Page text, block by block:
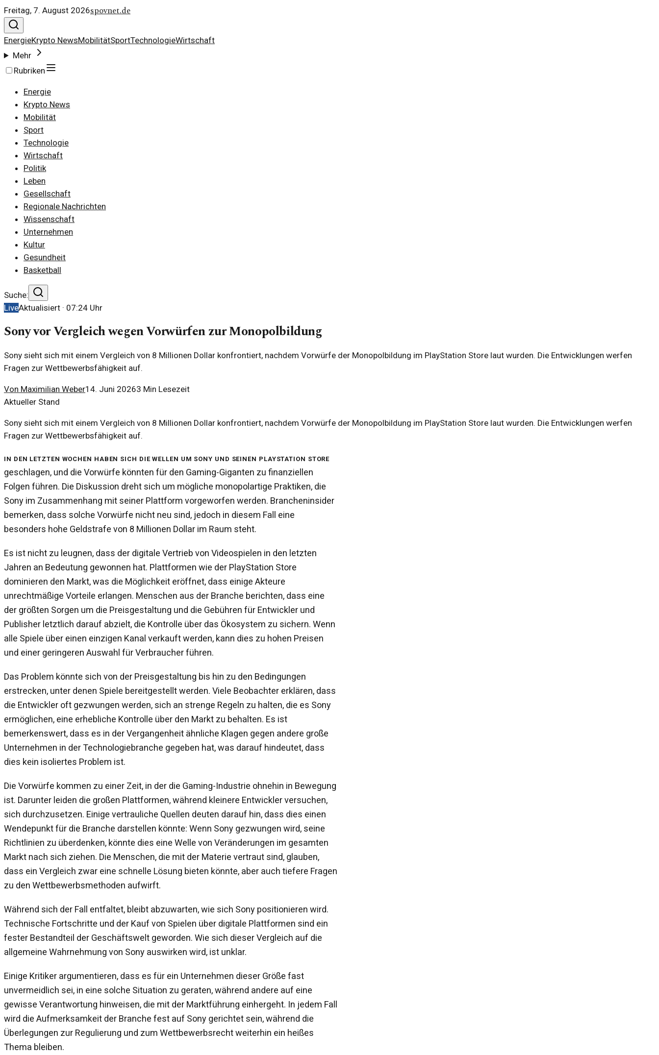
Freitag, 7. August 2026spovnet.de
EnergieKrypto NewsMobilitätSportTechnologieWirtschaft
Mehr
Rubriken
Energie
Krypto News
Mobilität
Sport
Technologie
Wirtschaft
Politik
Leben
Gesellschaft
Regionale Nachrichten
Wissenschaft
Unternehmen
Kultur
Gesundheit
Basketball
Suche:
LiveAktualisiert · 07:24 Uhr
Sony vor Vergleich wegen Vorwürfen zur Monopolbildung
Sony sieht sich mit einem Vergleich von 8 Millionen Dollar konfrontiert, nachdem Vorwürfe der Monopolbildung im PlayStation Store laut wurden. Die Entwicklungen werfen
Fragen zur Wettbewerbsfähigkeit auf.
Von Maximilian Weber14. Juni 20263 Min Lesezeit
Aktueller Stand
Sony sieht sich mit einem Vergleich von 8 Millionen Dollar konfrontiert, nachdem Vorwürfe der Monopolbildung im PlayStation Store laut wurden. Die Entwicklungen werfen
Fragen zur Wettbewerbsfähigkeit auf.
In den letzten Wochen haben sich die Wellen um Sony und seinen PlayStation Store
geschlagen, und die Vorwürfe könnten für den Gaming-Giganten zu finanziellen
Folgen führen. Die Diskussion dreht sich um mögliche monopolartige Praktiken, die
Sony im Zusammenhang mit seiner Plattform vorgeworfen werden. Brancheninsider
bemerken, dass solche Vorwürfe nicht neu sind, jedoch in diesem Fall eine
besonders hohe Geldstrafe von 8 Millionen Dollar im Raum steht.
Es ist nicht zu leugnen, dass der digitale Vertrieb von Videospielen in den letzten
Jahren an Bedeutung gewonnen hat. Plattformen wie der PlayStation Store
dominieren den Markt, was die Möglichkeit eröffnet, dass einige Akteure
unrechtmäßige Vorteile erlangen. Menschen aus der Branche berichten, dass eine
der größten Sorgen um die Preisgestaltung und die Gebühren für Entwickler und
Publisher letztlich darauf abzielt, die Kontrolle über das Ökosystem zu sichern. Wenn
alle Spiele über einen einzigen Kanal verkauft werden, kann dies zu hohen Preisen
und einer geringeren Auswahl für Verbraucher führen.
Das Problem könnte sich von der Preisgestaltung bis hin zu den Bedingungen
erstrecken, unter denen Spiele bereitgestellt werden. Viele Beobachter erklären, dass
die Entwickler oft gezwungen werden, sich an strenge Regeln zu halten, die es Sony
ermöglichen, eine erhebliche Kontrolle über den Markt zu behalten. Es ist
bemerkenswert, dass es in der Vergangenheit ähnliche Klagen gegen andere große
Unternehmen in der Technologiebranche gegeben hat, was darauf hindeutet, dass
dies kein isoliertes Problem ist.
Die Vorwürfe kommen zu einer Zeit, in der die Gaming-Industrie ohnehin in Bewegung
ist. Darunter leiden die großen Plattformen, während kleinere Entwickler versuchen,
sich durchzusetzen. Einige vertrauliche Quellen deuten darauf hin, dass dies einen
Wendepunkt für die Branche darstellen könnte: Wenn Sony gezwungen wird, seine
Richtlinien zu überdenken, könnte dies eine Welle von Veränderungen im gesamten
Markt nach sich ziehen. Die Menschen, die mit der Materie vertraut sind, glauben,
dass ein Vergleich zwar eine schnelle Lösung bieten könnte, aber auch tiefere Fragen
zu den Wettbewerbsmethoden aufwirft.
Während sich der Fall entfaltet, bleibt abzuwarten, wie sich Sony positionieren wird.
Technische Fortschritte und der Kauf von Spielen über digitale Plattformen sind ein
fester Bestandteil der Geschäftswelt geworden. Wie sich dieser Vergleich auf die
allgemeine Wahrnehmung von Sony auswirken wird, ist unklar.
Einige Kritiker argumentieren, dass es für ein Unternehmen dieser Größe fast
unvermeidlich sei, in eine solche Situation zu geraten, während andere auf eine
gewisse Verantwortung hinweisen, die mit der Marktführung einhergeht. In jedem Fall
wird die Aufmerksamkeit der Branche fest auf Sony gerichtet sein, während die
Überlegungen zur Regulierung und zum Wettbewerbsrecht weiterhin ein heißes
Thema bleiben.